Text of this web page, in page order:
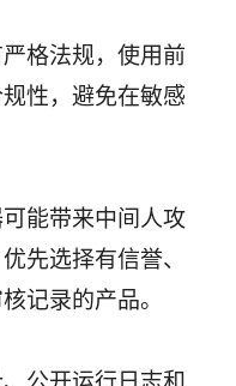
格法规，使用前
性，避免在敏感
能带来中间人攻
先选择有信誉、
记录的产品。